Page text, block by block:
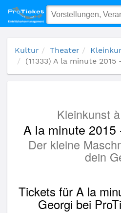
(11333) A la minute 2015 - Hans
Kultur Theater
(11333) A la minute 2015
Kleinkunst
A la minute 2015
Der kleine
dein
Tickets für A la
Georgi bei